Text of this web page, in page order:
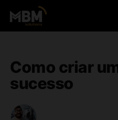
Como criar
sucesso